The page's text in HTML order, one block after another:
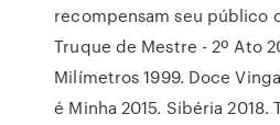
recompensam seu público
Truque de Mestre - 2º Ato
Milímetros 1999. Doce
é Minha 2015. Sibéria 2018.